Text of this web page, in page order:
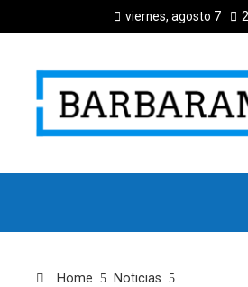
viernes, agosto 7
Home
Noticias